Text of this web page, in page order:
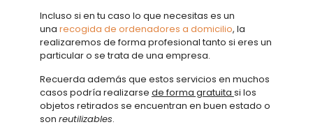
Incluso si en tu caso lo que necesitas es un
una recogida de ordenadores a domicilio, la
realizaremos de forma profesional tanto si eres un
particular o se trata de una empresa.
Recuerda además que estos servicios en muchos
casos podría realizarse de forma gratuita si los
objetos retirados se encuentran en buen estado o
son reutilizables.